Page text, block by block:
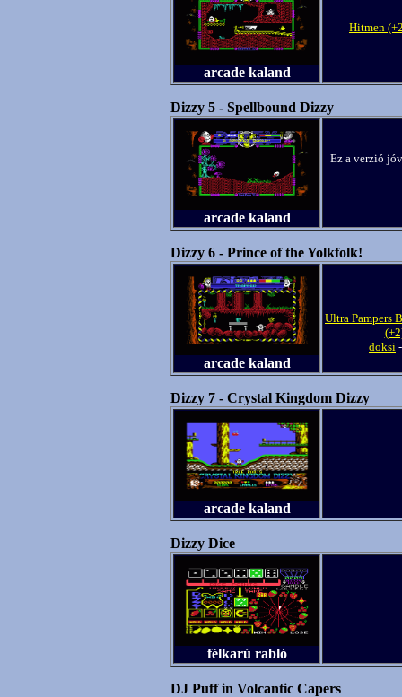
arcade kaland
Hitmen
Dizzy 5 - Spellbound Dizzy
arcade kaland
Ez a verzió
Dizzy 6 - Prince of the Yolkfolk!
arcade kaland
Ultra Pampers
doksi
Dizzy 7 - Crystal Kingdom Dizzy
arcade kaland
Dizzy Dice
félkarú rabló
DJ Puff in Volcantic Capers